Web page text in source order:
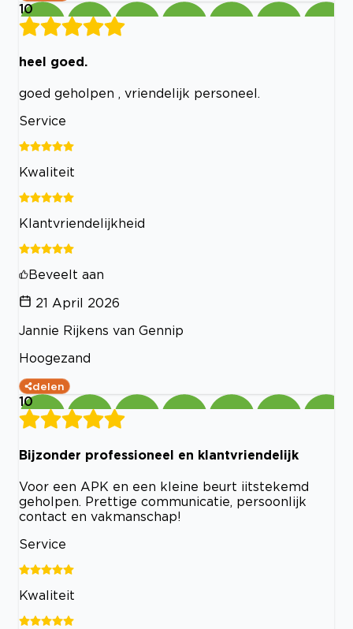
10
heel goed.
goed geholpen , vriendelijk personeel.
Service
Kwaliteit
Klantvriendelijkheid
Beveelt aan
21 April 2026
Jannie Rijkens van Gennip
Hoogezand
delen
10
Bijzonder professioneel en klantvriendelijk
Voor een APK en een kleine beurt iitstekemd
geholpen. Prettige communicatie, persoonlijk
contact en vakmanschap!
Service
Kwaliteit